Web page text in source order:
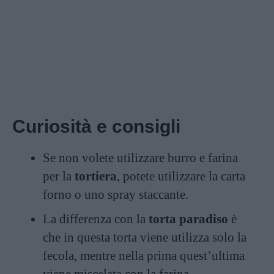
Curiosità e consigli
Se non volete utilizzare burro e farina
per la tortiera, potete utilizzare la carta
forno o uno spray staccante.
La differenza con la torta paradiso è
che in questa torta viene utilizza solo la
fecola, mentre nella prima quest’ultima